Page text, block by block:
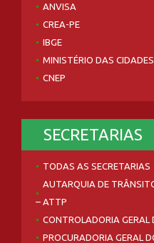
ANVISA
CREA-PE
IBGE
MINISTÉRIO DAS CIDADES
CNEP
SECRETARIAS
TODAS AS SECRETARIAS
AUTARQUIA DE
– ATTP
CONTROLADORIA GERAL
PROCURADORIA GERAL